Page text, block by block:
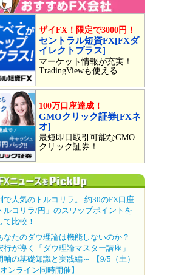
ザイFX！限定で3000円！
セントラル短資FX[FXダ
イレクトプラス]
マーケット情報が充実！
TradingViewも使える
100万口座達成！
GMOクリック証券[FXネ
オ]
最短即日取引可能なGMO
クリック証券！
で人気のトルコリラ。 約30のFX口座
ルコリラ/円」のスワップポイントを
て比較！
なたのダウ理論は機能しないのか？
行が導く「ダウ理論マスター講座」
軸の基礎知識と実践編～ 【9/5（土）
ンライン同時開催】